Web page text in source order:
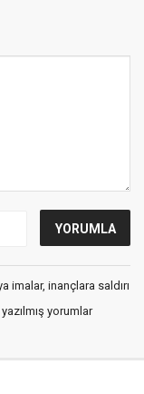
imalar, inançlara saldırı
yorumlar